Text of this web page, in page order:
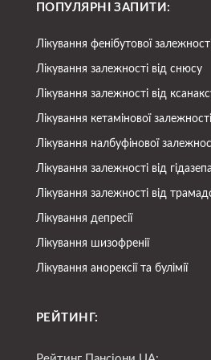
ПОПУЛЯРНІ ЗАПИТИ:
Лікування фенібутової
Лікування залежності від снюсу
Лікування залежності від
Лікування кетамінової залежності
Лікування налбуфінової
Лікування залежності від
Лікування залежності від
Лікування депресії
Лікування шизофренії
Лікування анорексії та булімії
РЕЙТИНГ: